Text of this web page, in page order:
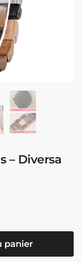
– Diversa
panier